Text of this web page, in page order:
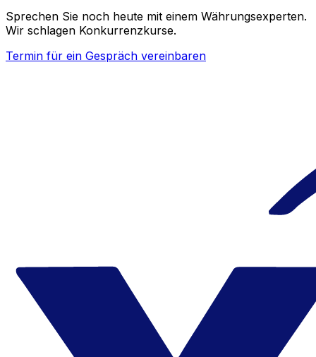
Sprechen Sie noch heute mit einem Währungsexperten.
Wir schlagen Konkurrenzkurse.
Termin für ein Gespräch vereinbaren